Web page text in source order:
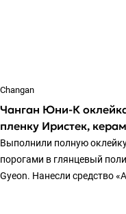
Changan
Чанган Юни-К
пленку Иристек,
Выполнили полную
порогами в глянцевый
Gyeon. Нанесли средство